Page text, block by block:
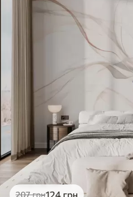
207грн124 грн